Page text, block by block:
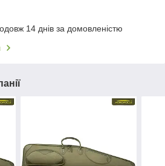
14 днів за домовленістю